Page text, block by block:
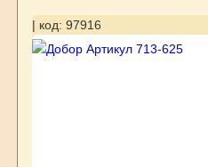
| код: 97916